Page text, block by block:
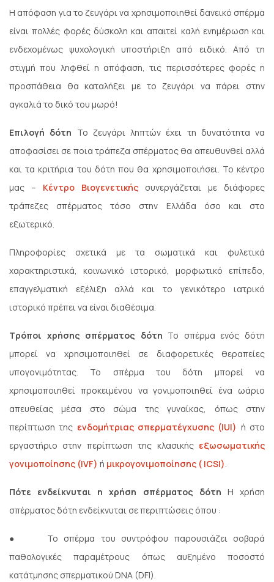
Η απόφαση για το ζευγάρι να χρησιμοποιηθεί δανεικό σπέρμα
είναι πολλές φορές δύσκολη και απαιτεί καλή ενημέρωση και
ενδεχομένως ψυχολογική υποστήριξη από ειδικό. Από τη
στιγμή που ληφθεί η απόφαση, τις περισσότερες φορές η
προσπάθεια θα καταλήξει με το ζευγάρι να πάρει στην
αγκαλιά το δικό του μωρό!
Επιλογή δότη Το ζευγάρι ληπτών έχει τη δυνατότητα να
αποφασίσει σε ποια τράπεζα σπέρματος θα απευθυνθεί αλλά
και τα κριτήρια του δότη που θα χρησιμοποιήσει. Το κέντρο
μας – Κέντρο Βιογενετικής συνεργάζεται με διάφορες
τράπεζες σπέρματος τόσο στην Ελλάδα όσο και στο
εξωτερικό.
Πληροφορίες σχετικά με τα σωματικά και φυλετικά
χαρακτηριστικά, κοινωνικό ιστορικό, μορφωτικό επίπεδο,
επαγγελματική εξέλιξη αλλά και το γενικότερο ιατρικό
ιστορικό πρέπει να είναι διαθέσιμα.
Τρόποι χρήσης σπέρματος δότη Το σπέρμα ενός δότη
μπορεί να χρησιμοποιηθεί σε διαφορετικές θεραπείες
υπογονιμότητας. Το σπέρμα του δότη μπορεί να
χρησιμοποιηθεί προκειμένου να γονιμοποιηθεί ένα ωάριο
απευθείας μέσα στο σώμα της γυναίκας, όπως στην
περίπτωση της ενδομήτριας σπερματέγχυσης (IUI) ή στο
εργαστήριο στην περίπτωση της κλασικής εξωσωματικής
γονιμοποίησης (IVF) ή μικρογονιμοποίησης ( ΙCSI).
Πότε ενδείκνυται η χρήση σπέρματος δότη Η χρήση
σπέρματος δότη ενδείκνυται σε περιπτώσεις όπου :
● Το σπέρμα του συντρόφου παρουσιάζει σοβαρά
παθολογικές παραμέτρους όπως αυξημένο ποσοστό
κατάτμησης σπερματικού DNA (DFI).